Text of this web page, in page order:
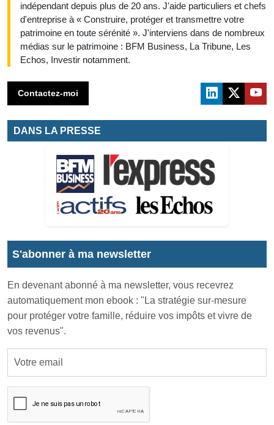
indépendant depuis plus de 20 ans. J'aide particuliers et chefs
d'entreprise à « Construire, protéger et transmettre votre
patrimoine en toute sérénité ». J'interviens dans de nombreux
médias sur le patrimoine : BFM Business, La Tribune, Les
Echos, Investir notamment.
Contactez-moi
DANS LA PRESSE
S'abonner à ma newsletter
En devenant abonné à ma newsletter, vous recevrez
automatiquement mon ebook : "La stratégie sur-mesure
pour protéger votre famille, réduire vos impôts et vivre de
vos revenus".